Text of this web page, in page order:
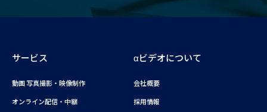
サービス
動画 写真撮影・映像制作
オンライン配信・中継
αビデオについて
会社概要
採用情報